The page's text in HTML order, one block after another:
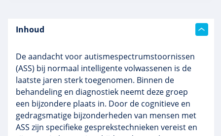
Inhoud
De aandacht voorautismespectrumstoornissen
(ASS) bij normaal intelligente volwassenen is de
laatste jaren sterk toegenomen. Binnen de
behandeling en diagnostiek neemt deze groep
een bijzondere plaats in. Door de cognitieve en
gedragsmatige bijzonderheden van mensen met
ASS zijn specifieke gesprekstechnieken vereist en